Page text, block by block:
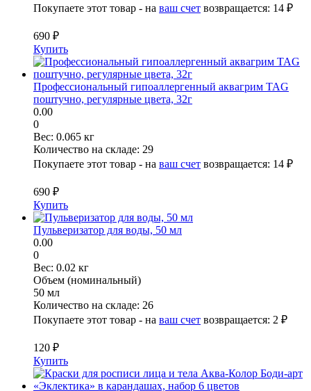
Покупаете этот товар - на ваш счет возвращается: 14 ₽
690 ₽
Купить
Профессиональный гипоаллергенный аквагрим TAG
поштучно, регулярные цвета, 32г
0.00
0
Вес: 0.065 кг
Количество на складе: 29
Покупаете этот товар - на ваш счет возвращается: 14 ₽
690 ₽
Купить
Пульверизатор для воды, 50 мл
0.00
0
Вес: 0.02 кг
Объем (номинальный)
50 мл
Количество на складе: 26
Покупаете этот товар - на ваш счет возвращается: 2 ₽
120 ₽
Купить